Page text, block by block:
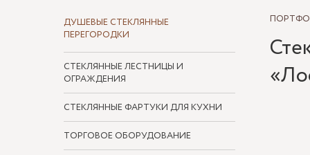
ДУШЕВЫЕ СТЕКЛЯННЫЕ
ПЕРЕГОРОДКИ
СТЕКЛЯННЫЕ ЛЕСТНИЦЫ И
ОГРАЖДЕНИЯ
СТЕКЛЯННЫЕ ФАРТУКИ ДЛЯ КУХНИ
ТОРГОВОЕ ОБОРУДОВАНИЕ